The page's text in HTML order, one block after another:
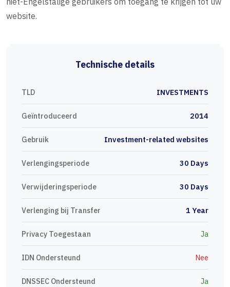
website.
Technische details
TLD INVESTMENTS
Geïntroduceerd 2014
Gebruik Investment-related websites
Verlengingsperiode 30 Days
Verwijderingsperiode 30 Days
Verlenging bij Transfer 1 Year
Privacy Toegestaan Ja
IDN Ondersteund Nee
DNSSEC Ondersteund Ja